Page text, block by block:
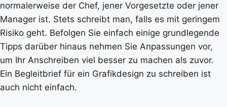
normalerweise der Chef, jener Vorgesetzte oder jener
Manager ist. Stets schreibt man, falls es mit geringem
Risiko geht. Befolgen Sie einfach einige grundlegende
Tipps darüber hinaus nehmen Sie Anpassungen vor,
um Ihr Anschreiben viel besser zu machen als zuvor.
Ein Begleitbrief für ein Grafikdesign zu schreiben ist
auch nicht einfach.